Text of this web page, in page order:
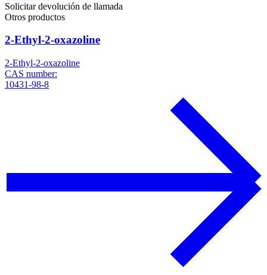
Solicitar devolución de llamada
Otros productos
2-Ethyl-2-oxazoline
2-Ethyl-2-oxazoline
CAS number:
10431-98-8